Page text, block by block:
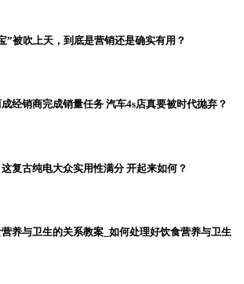
”被吹上天，到底是营销还是确实有用？
经销商完成销量任务 汽车4s店真要被时代抛弃？
复古纯电大众实用性满分 开起来如何？
养与卫生的关系教案_如何处理好饮食营养与卫生